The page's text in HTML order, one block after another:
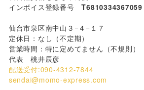
インボイス登録番号T6810334367059
仙台市泉区南中山３−４−１７
定休日：なし（不定期）
営業時間：特に定めてません（不規則）
代表 桃井辰彦
配送受付:090-4312-7844
sendai@momo-express.com